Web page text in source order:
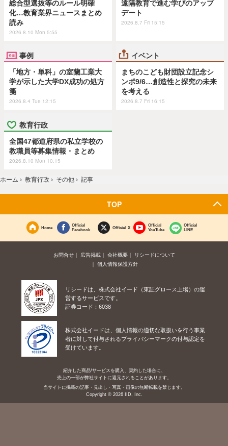
総合型選抜等のルール明確
化…教育業界ニュースまとめ
読み
2026.8.10 Mon 5:55
遠隔教育で進む学びのアップ
デート
2026.8.7 Fri 15:15
事例
「地方・単科」の室蘭工業大
学が示した大学DX成功の処方
箋
2026.8.4 Tue 12:15
イベント
まちのこども財団設立記念シ
ンポ9/6…創造性と探究の未来
を考える
2026.8.7 Fri 16:15
教育行政
全国47都道府県の私立学校の
教職員等募集情報・まとめ
2026.8.10 Mon 10:15
ホーム › 教育行政 › その他 › 記事
TOP
Home
Official
Facebook
Official X
Official
YouTube
Official
LINE
お問合せ 広告掲載 会社概要
リシードについて
個人情報保護方針
リシードは、株式会社イード（東証グロース上場）の運
営するサービスです。
証券コード：6038
株式会社イードは、個人情報の適切な取扱いを行う事業
者に対して付与されるプライバシーマークの付与認定を
受けています。
紹介した商品/サービスを購入、契約した場合に、
売上の一部が弊社サイトに還元されることがあります。
当サイトに掲載の記事・見出し・写真・画像の無断転載を禁じます。
Copyright © 2026 IID, Inc.